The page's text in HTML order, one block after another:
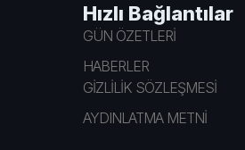
Hızlı Bağlantılar
GÜN ÖZETLERİ
HABERLER
GİZLİLİK SÖZLEŞMESİ
AYDINLATMA METNİ